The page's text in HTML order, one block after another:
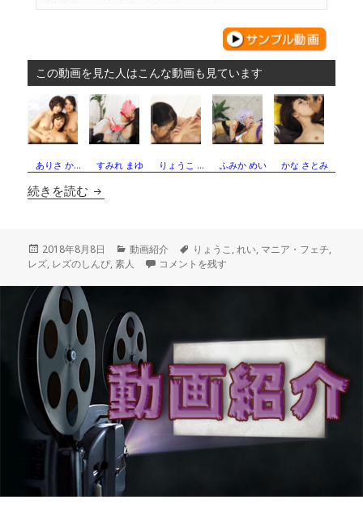
この動画を見た人はこんな動画も見ています
ありさ か… すみれ まゆ りょうこ … ふみか めい かな さとみ
続きを読む 熟レズ〜りょうこさんとれいさん〜1
投
稿
2018年8月8日
カ
テ
動画紹介
タ
グ
りょうこ ,れい, マニア・フェチ,
レズ, レズのしんぴ,素人 熟レズ〜りょうこさんとれいさん〜1 に
コメントを残す